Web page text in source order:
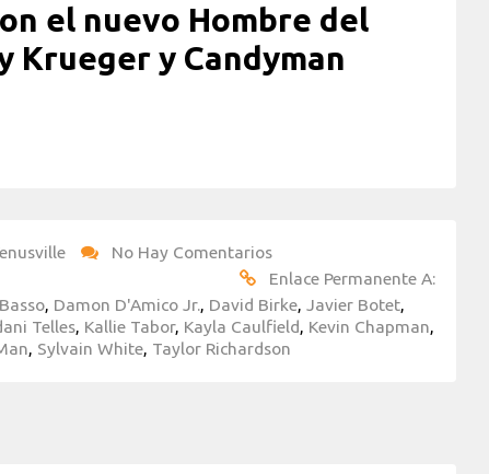
el nuevo Hombre del
Krueger y Candyman
No Hay Comentarios
Enlace Permanente A:
Damon D'Amico Jr. David Birke Javier Botet
Telles Kallie Tabor, Kayla Caulfield Kevin Chapman
Sylvain White Taylor Richardson